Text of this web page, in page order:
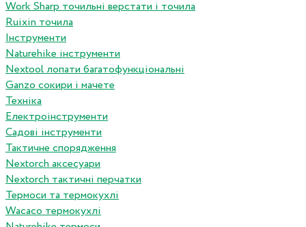
Work Sharp точильні верстати і точила
Ruixin точила
Інструменти
Naturehike інструменти
Nextool лопати багатофункціональні
Ganzo сокири і мачете
Техніка
Електроінструменти
Садові інструменти
Тактичне спорядження
Nextorch аксесуари
Nextorch тактичні перчатки
Термоси та термокухлі
Wacaco термокухлі